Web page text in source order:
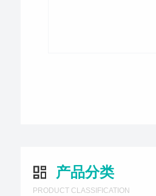
产品分类
PRODUCT CLASSIFICATION